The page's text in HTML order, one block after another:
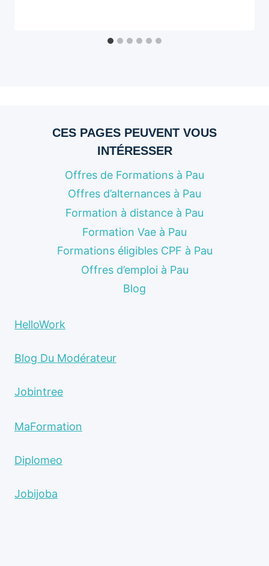
CES PAGES PEUVENT VOUS
INTÉRESSER
Offres de Formations à Pau
Offres d’alternances à Pau
Formation à distance à Pau
Formation Vae à Pau
Formations éligibles CPF à Pau
Offres d’emploi à Pau
Blog
HelloWork
Blog Du Modérateur
Jobintree
MaFormation
Diplomeo
Jobijoba